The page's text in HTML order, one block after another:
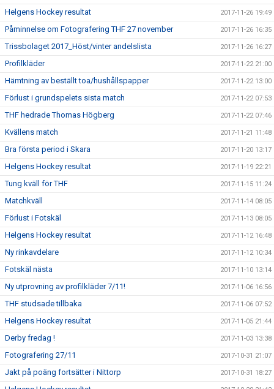
Helgens Hockey resultat 2017-11-26 19:49
Påminnelse om Fotografering THF 27 november 2017-11-26 16:35
Trissbolaget 2017_Höst/vinter andelslista 2017-11-26 16:27
Profilkläder 2017-11-22 21:00
Hämtning av beställt toa/hushållspapper 2017-11-22 13:00
Förlust i grundspelets sista match 2017-11-22 07:53
THF hedrade Thomas Högberg 2017-11-22 07:46
Kvällens match 2017-11-21 11:48
Bra första period i Skara 2017-11-20 13:17
Helgens Hockey resultat 2017-11-19 22:21
Tung kväll för THF 2017-11-15 11:24
Matchkväll 2017-11-14 08:05
Förlust i Fotskäl 2017-11-13 08:05
Helgens Hockey resultat 2017-11-12 16:48
Ny rinkavdelare 2017-11-12 10:34
Fotskäl nästa 2017-11-10 13:14
Ny utprovning av profilkläder 7/11! 2017-11-06 16:56
THF studsade tillbaka 2017-11-06 07:52
Helgens Hockey resultat 2017-11-05 21:44
Derby fredag ! 2017-11-03 13:38
Fotografering 27/11 2017-10-31 21:07
Jakt på poäng fortsätter i Nittorp 2017-10-31 18:27